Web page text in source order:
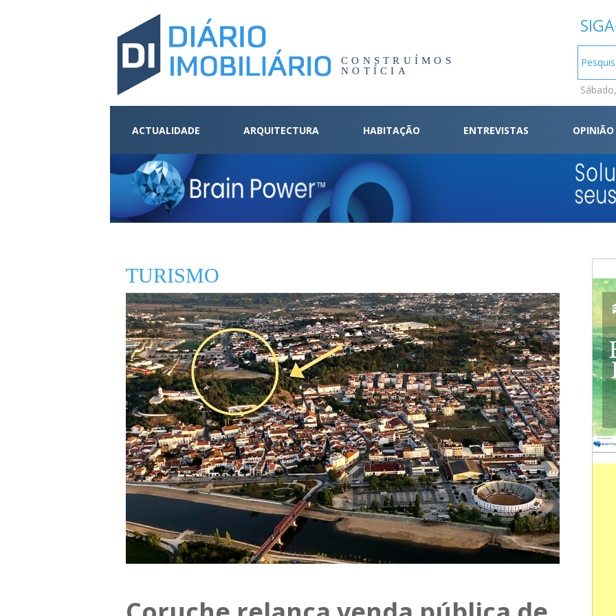
CONSTRUÍMOS
NOTÍCIA
ACTUALIDADE ARQUITECTURA HABITAÇÃO ENTREVISTAS OPINIÃO
TURISMO